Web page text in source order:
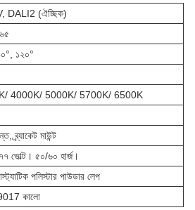
DALI2 (ঐচ্ছিক)
১২০°
4000K/ 5000K/ 5700K/ 6500K
ব্র্যাকেট মাউন্ট
ভোল্ট। ৫০/৬০ হার্জ।
পলিস্টার পাউডার লেপ
কালো